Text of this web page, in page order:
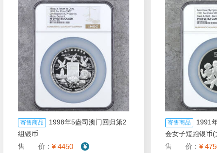
寄售商品
1998年5盎司澳门回归第2
组银币
售 价： ¥ 4450
寄售商品
1991
会女子短跑银币
售 价： ¥